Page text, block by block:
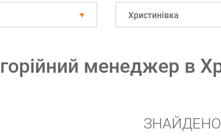
Христинівка
менеджер в
ЗНАЙДЕНО